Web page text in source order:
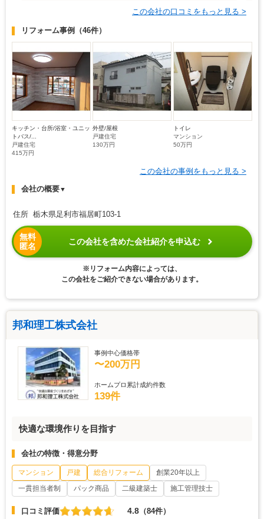
この会社の口コミをもっと見る >
リフォーム事例 （46件）
キッチン・台所/浴室・ユニッ
トバス/...
戸建住宅
415万円
外壁/屋根
戸建住宅
130万円
トイレ
マンション
50万円
この会社の事例をもっと見る >
会社の概要▼
住所 栃木県足利市福居町103-1
無料
匿名
この会社を含めた会社紹介を申込む
※リフォーム内容によっては、
この会社をご紹介できない場合があります。
邦和理工株式会社
事例中心価格帯
〜200万円
ホームプロ累計成約件数
139件
快適な環境作りを目指す
会社の特徴・得意分野
マンション 戸建 総合リフォーム
創業20年以上
一貫担当者制
パック商品 二級建築士 施工管理技士
口コミ評価 4.8 （84件）